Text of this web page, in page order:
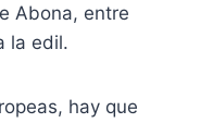
Abona, entre
la edil.
hay que